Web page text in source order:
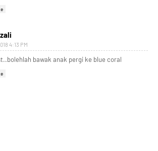
4:13 PM
bawak anak pergi ke blue coral